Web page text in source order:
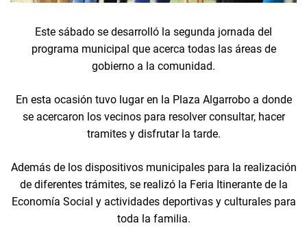
Este sábado se desarrolló la segunda jornada del
programa municipal que acerca todas las áreas de
gobierno a la comunidad.
En esta ocasión tuvo lugar en la Plaza Algarrobo a donde
se acercaron los vecinos para resolver consultar, hacer
tramites y disfrutar la tarde.
Además de los dispositivos municipales para la realización
de diferentes trámites, se realizó la Feria Itinerante de la
Economía Social y actividades deportivas y culturales para
toda la familia.